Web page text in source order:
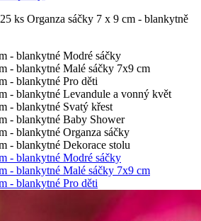
25 ks Organza sáčky 7 x 9 cm - blankytně